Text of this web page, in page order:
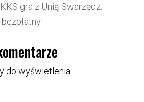
gra z Unią Swarzędz.
do wyświetlenia.